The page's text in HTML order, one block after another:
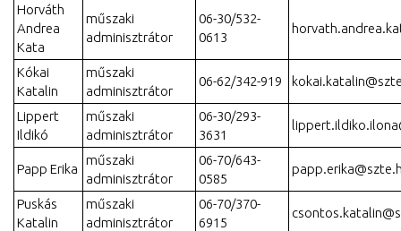
Horváth
Andrea
Kata
műszaki
adminisztrátor
06-30/532-
0613
Kókai
Katalin
műszaki
adminisztrátor
06-62/342-919
Lippert
Ildikó
műszaki
adminisztrátor
06-30/293-
3631
Papp Erika
műszaki
adminisztrátor
06-70/643-
0585
Puskás
Katalin
műszaki
adminisztrátor
06-70/370-
6915